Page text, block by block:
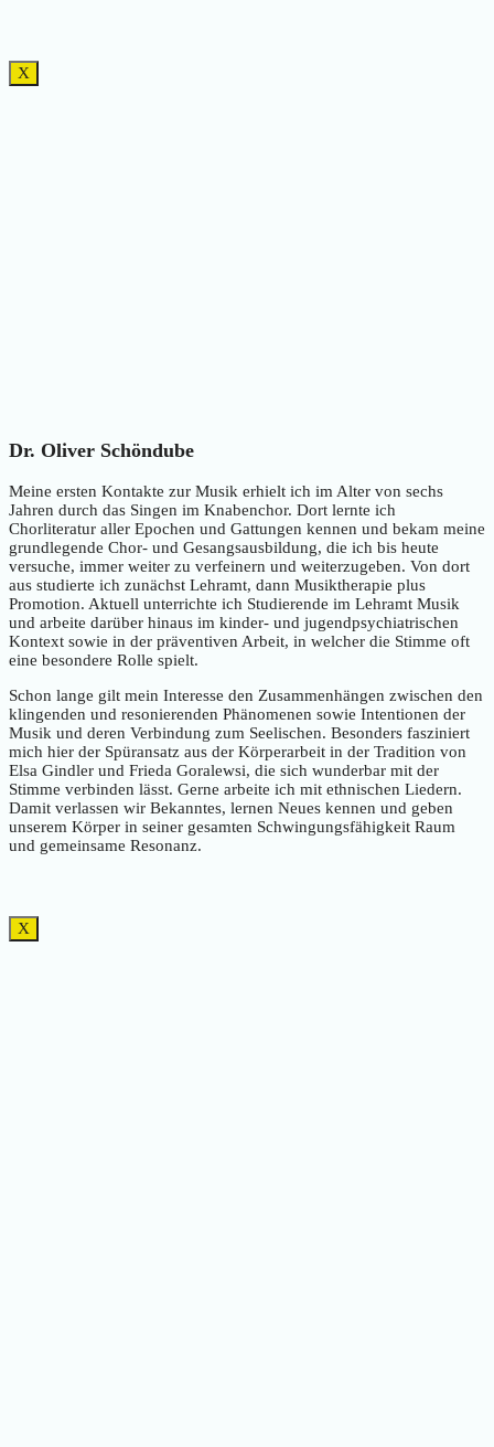
X
Dr. Oliver Schöndube
Meine ersten Kontakte zur Musik erhielt ich im Alter von sechs
Jahren durch das Singen im Knabenchor. Dort lernte ich
Chorliteratur aller Epochen und Gattungen kennen und bekam meine
grundlegende Chor- und Gesangsausbildung, die ich bis heute
versuche, immer weiter zu verfeinern und weiterzugeben. Von dort
aus studierte ich zunächst Lehramt, dann Musiktherapie plus
Promotion. Aktuell unterrichte ich Studierende im Lehramt Musik
und arbeite darüber hinaus im kinder- und jugendpsychiatrischen
Kontext sowie in der präventiven Arbeit, in welcher die Stimme oft
eine besondere Rolle spielt.
Schon lange gilt mein Interesse den Zusammenhängen zwischen den
klingenden und resonierenden Phänomenen sowie Intentionen der
Musik und deren Verbindung zum Seelischen. Besonders fasziniert
mich hier der Spüransatz aus der Körperarbeit in der Tradition von
Elsa Gindler und Frieda Goralewsi, die sich wunderbar mit der
Stimme verbinden lässt. Gerne arbeite ich mit ethnischen Liedern.
Damit verlassen wir Bekanntes, lernen Neues kennen und geben
unserem Körper in seiner gesamten Schwingungsfähigkeit Raum
und gemeinsame Resonanz.
X